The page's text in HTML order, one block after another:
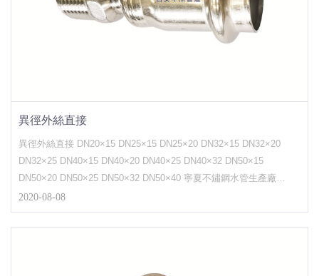
異徑外絲直接
異徑外絲直接 DN20×15 DN25×15 DN25×20 DN32×15 DN32×20
DN32×25 DN40×15 DN40×20 DN40×25 DN40×32 DN50×15
DN50×20 DN50×25 DN50×32 DN50×40 寧夏不鏽鋼水管生產廠
家、青海不鏽鋼水管生產廠家、新疆不鏽鋼水管生產廠
家...
2020-08-08